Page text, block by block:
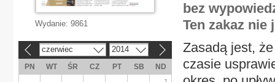
bez
Ten zakaz nie
Zasadą jest,
czasie
Wydanie: 9861
czerwiec 2014
PN WT ŚR CZ PT SB
ND